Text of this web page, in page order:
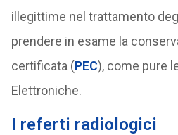
illegittime nel trattamento
prendere in esame la
certificata (PEC), come pure
Elettroniche.
I referti radiologici